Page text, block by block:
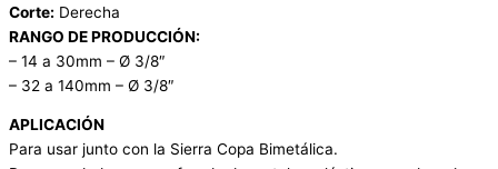
Corte: Derecha
RANGO DE PRODUCCIÓN:
– 14 a 30mm – Ø 3/8″
– 32 a 140mm – Ø 3/8″
APLICACIÓN
Para usar junto con la Sierra Copa Bimetálica.